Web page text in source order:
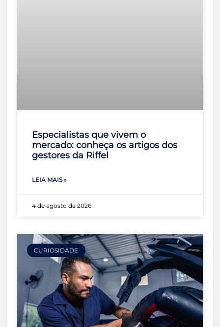
Especialistas que vivem o
mercado: conheça os artigos dos
gestores da Riffel
LEIA MAIS »
4 de agosto de 2026
CURIOSIDADE